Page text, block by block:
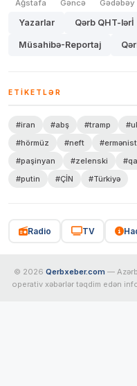
Ağstafa Gəncə Gədəbəy
Yazarlar Qərb QHT-lərİ
Müsahibə-Reportaj
ETIKETLƏR
#iran #abş #tramp
#hörmüz
#neft
#paşinyan
#zelenski
#putin
#ÇİN #Türkiyə
Radio TV
© 2026 Qerbxeber.com —
operativ xəbərlər təqdim edən